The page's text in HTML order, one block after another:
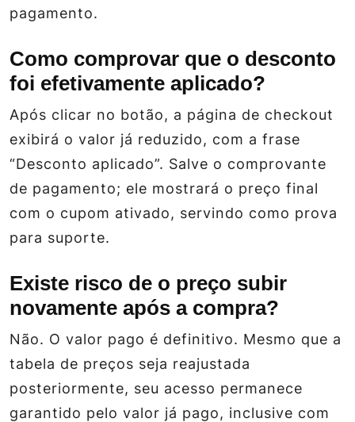
pagamento.
Como comprovar que o desconto
foi efetivamente aplicado?
Após clicar no botão, a página de checkout
exibirá o valor já reduzido, com a frase
“Desconto aplicado”. Salve o comprovante
de pagamento; ele mostrará o preço final
com o cupom ativado, servindo como prova
para suporte.
Existe risco de o preço subir
novamente após a compra?
Não. O valor pago é definitivo. Mesmo que a
tabela de preços seja reajustada
posteriormente, seu acesso permanece
garantido pelo valor já pago, inclusive com